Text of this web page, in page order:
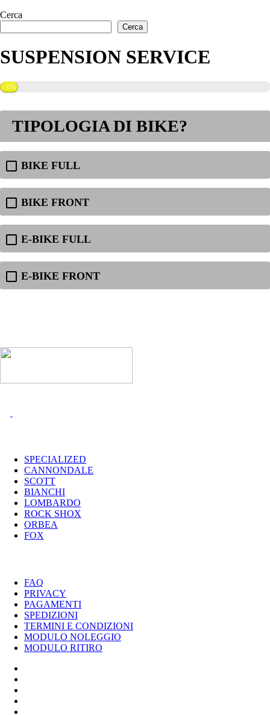
Cerca
Cerca
SUSPENSION SERVICE
0%
TIPOLOGIA DI BIKE?
BIKE FULL
BIKE FRONT
E-BIKE FULL
E-BIKE FRONT
SPECIALIZED
CANNONDALE
SCOTT
BIANCHI
LOMBARDO
ROCK SHOX
ORBEA
FOX
FAQ
PRIVACY
PAGAMENTI
SPEDIZIONI
TERMINI E CONDIZIONI
MODULO NOLEGGIO
MODULO RITIRO